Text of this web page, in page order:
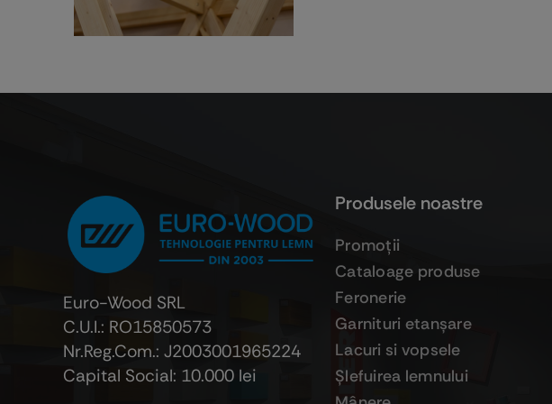
Euro-Wood SRL
C.U.I.: RO15850573
Nr.Reg.Com.: J2003001965224
Capital Social: 10.000 lei
Produsele noastre
Promoţii
Cataloage produse
Feronerie
Garnituri etanşare
Lacuri si vopsele
Şlefuirea lemnului